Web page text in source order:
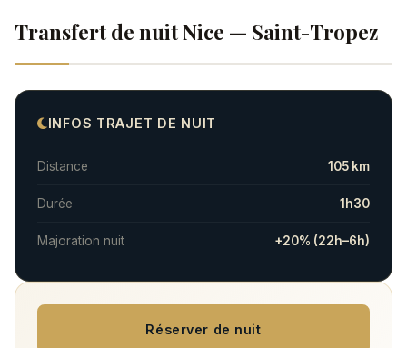
Transfert de nuit Nice — Saint-Tropez
INFOS TRAJET DE NUIT
Distance 105 km
Durée 1h30
Majoration nuit +20% (22h–6h)
Réserver de nuit